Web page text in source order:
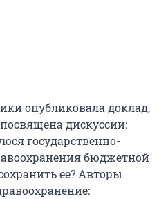
опубликовала доклад,
дискуссии:
государственно-
бюджетной
ее? Авторы